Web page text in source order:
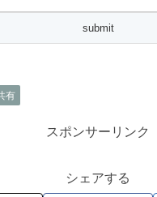
有
スポンサーリンク
シェアする